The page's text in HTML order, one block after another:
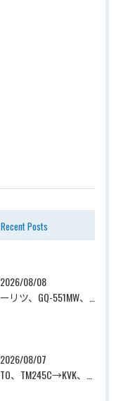
Recent Posts
2026/08/08
ノーリツ、GQ-551MW、5号、元止式、屋内壁掛、防熱カバー付き、瞬間湯沸かし器（小型湯沸器）設置工事ー埼玉県川口市道合
2026/08/07
TOTO、TM245C→KVK、KF800T、壁付タイプ、サーモスタット付シャワーバス水栓、浴室用水栓交換工事ー埼玉県上尾市平塚